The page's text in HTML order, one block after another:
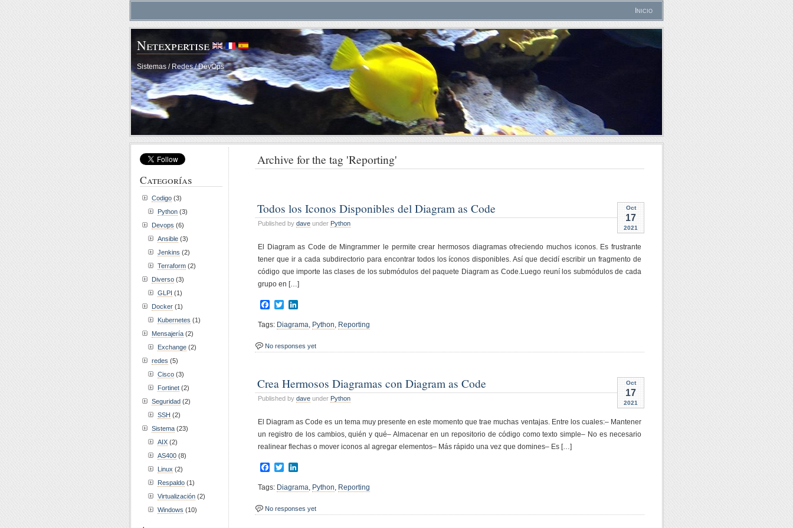
Inicio
Netexpertise
Sistemas / Redes / DevOps
Archive for the tag 'Reporting'
Oct
17
2021
Todos los Iconos Disponibles del Diagram as Code
Published by dave under Python
El Diagram as Code de Mingrammer le permite crear hermosos diagramas ofreciendo muchos iconos. Es frustrante
tener que ir a cada subdirectorio para encontrar todos los íconos disponibles. Así que decidí escribir un fragmento de
código que importe las clases de los submódulos del paquete Diagram as Code.Luego reuní los submódulos de cada
grupo en […]
Facebook
Twitter
Tags: Diagrama, Python, Reporting
No responses yet
Oct
17
2021
Crea Hermosos Diagramas con Diagram as Code
Published by dave under Python
El Diagram as Code es un tema muy presente en este momento que trae muchas ventajas. Entre los cuales:– Mantener
un registro de los cambios, quién y qué– Almacenar en un repositorio de código como texto simple– No es necesario
realinear flechas o mover iconos al agregar elementos– Más rápido una vez que domines– Es […]
Facebook
Twitter
Tags: Diagrama Python Reporting
No responses yet
Categorías
Codigo (3)
Python (3)
Devops (6)
Ansible (3)
Jenkins (2)
Terraform (2)
Diverso (3)
GLPI (1)
Docker (1)
Kubernetes (1)
Mensajería (2)
Exchange (2)
redes (5)
Cisco (3)
Fortinet (2)
Seguridad (2)
SSH (2)
Sistema (23)
AIX (2)
AS400 (8)
Linux (2)
Respaldo (1)
Virtualización (2)
Windows (10)